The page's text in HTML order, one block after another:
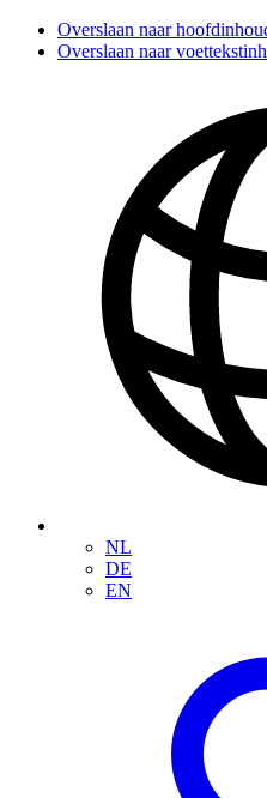
Overslaan naar
Overslaan naar
NL
DE
EN